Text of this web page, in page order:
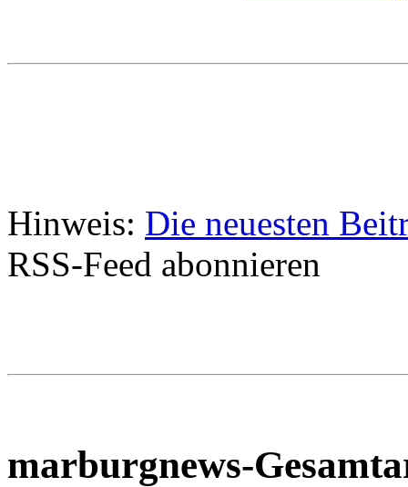
Hinweis: Die neuesten
RSS-Feed abonnieren
marburgnews-